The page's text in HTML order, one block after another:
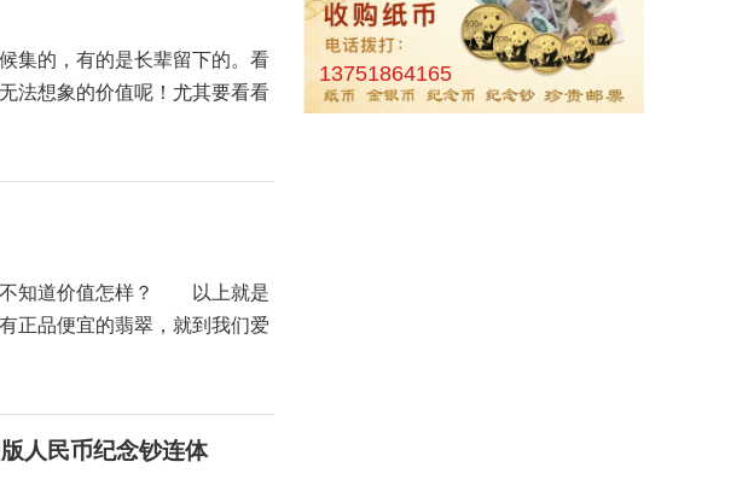
的，有的是长辈留下的。看
法想象的价值呢！尤其要看看
知道价值怎样？ 以上就是
正品便宜的翡翠，就到我们爱
人民币纪念钞连体
13751864165